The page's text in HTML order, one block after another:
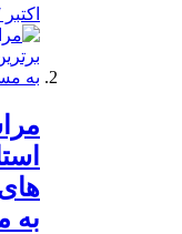
اکتبر 17, 2019
به